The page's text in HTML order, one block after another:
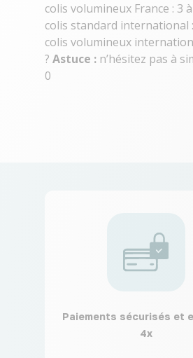
colis volumineux France : 3
colis standard international
colis volumineux
? Astuce : n’hésitez pas à
0
Paiements sécurisés et
4x